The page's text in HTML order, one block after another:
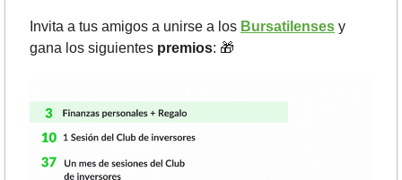
Invita a tus amigos a unirse a los Bursatilenses y
gana los siguientes premios: 🎁